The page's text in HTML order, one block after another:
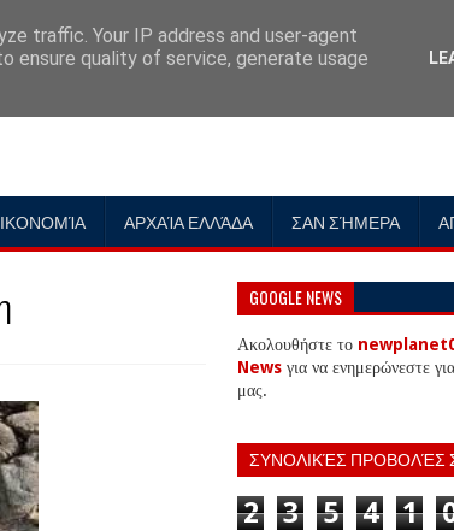
ΑΡΧΑΊΑ ΕΛΛΆΔΑ ΣΑΝ ΣΉΜΕΡΑ
GOOGLE NEWS
Ακολουθήστε το
News για να ενημερώνεστε
μας.
ΣΥΝΟΛΙΚΈΣ ΠΡΟΒΟΛΈΣ
2 3 5 4 1
traffic. Your IP address and user-agent
ensure quality of service, generate usage